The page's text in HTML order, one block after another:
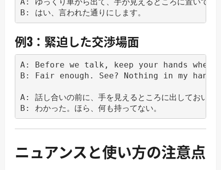
例3：緊迫した交渉場面
A: Before we talk, keep your hands
B: Fair enough. See? Nothing in my
A: 話し合いの前に、手を見えるところに出しておいて
ニュアンスと使い方の注意点